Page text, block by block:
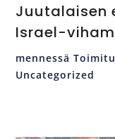
Juutalaisen
Israel-
mennessä
Uncategorized